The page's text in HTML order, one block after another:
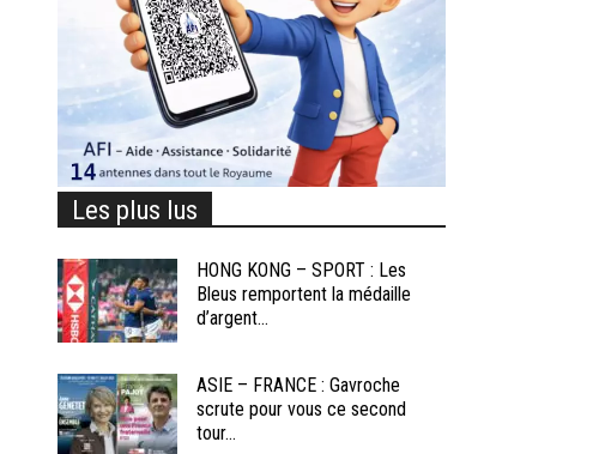
Les plus lus
HONG KONG – SPORT : Les
Bleus remportent la médaille
d’argent...
ASIE – FRANCE : Gavroche
scrute pour vous ce second
tour...